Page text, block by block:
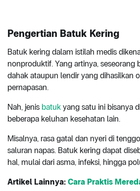
Pengertian Batuk Kering
Batuk kering dalam istilah medis
nonproduktif. Yang artinya, seseorang
dahak ataupun lendir yang dihasilkan
pernapasan.
Nah, jenis batuk yang satu ini bisanya
beberapa keluhan kesehatan lain.
Misalnya, rasa gatal dan nyeri di
saluran napas. Batuk kering dapat
hal, mulai dari asma, infeksi, hingga
Artikel Lainnya: Cara Praktis